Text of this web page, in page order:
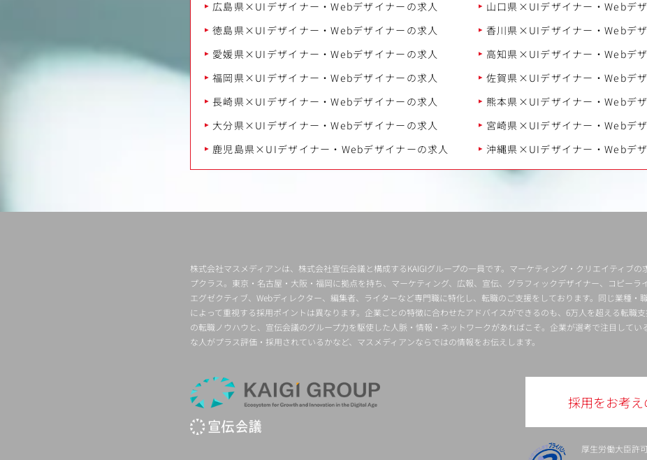
広島県×UIデザイナー・Webデザイナーの求人
山口県×UIデザイナー・Webデ
徳島県×UIデザイナー・Webデザイナーの求人
香川県×UIデザイナー・Webデ
愛媛県×UIデザイナー・Webデザイナーの求人
高知県×UIデザイナー・Webデ
福岡県×UIデザイナー・Webデザイナーの求人
佐賀県×UIデザイナー・Webデ
長崎県×UIデザイナー・Webデザイナーの求人
熊本県×UIデザイナー・Webデ
大分県×UIデザイナー・Webデザイナーの求人
宮崎県×UIデザイナー・Webデ
鹿児島県×UIデザイナー・Webデザイナーの求人
沖縄県×UIデザイナー・Webデ
株式会社マスメディアンは、株式会社宣伝会議と構成するKAIGIグループの一員です。マーケティング・クリエイティブの
プクラス。東京・名古屋・大阪・福岡に拠点を持ち、マーケティング、広報、宣伝、グラフィックデザイナー、コピーラ
エグゼクティブ、Webディレクター、編集者、ライターなど専門職に特化し、転職のご支援をしております。同じ業種・
によって重視する採用ポイントは異なります。企業ごとの特徴に合わせたアドバイスができるのも、6万人を超える転職
の転職ノウハウと、宣伝会議のグループ力を駆使した人脈・情報・ネットワークがあればこそ。企業が選考で注目してい
な人がプラス評価・採用されているかなど、マスメディアンならではの情報をお伝えします。
採用をお考
厚生労働大臣許